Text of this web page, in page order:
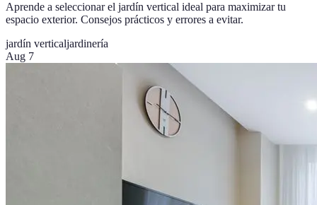
Aprende a seleccionar el jardín vertical ideal para maximizar tu
espacio exterior. Consejos prácticos y errores a evitar.
jardín verticaljardinería
Aug 7